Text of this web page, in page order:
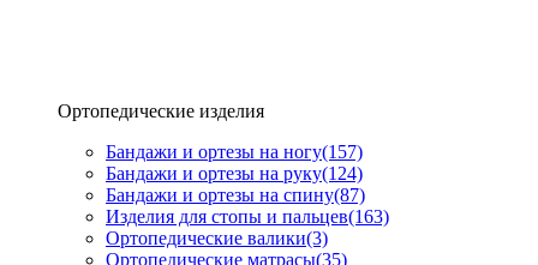
Ортопедические изделия
Бандажи и ортезы на ногу(157)
Бандажи и ортезы на руку(124)
Бандажи и ортезы на спину(87)
Изделия для стопы и пальцев(163)
Ортопедические валики(3)
Ортопедические матрасы(35)